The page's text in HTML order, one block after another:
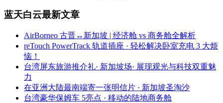
蓝天白云最新文章
AirBorneo 古晋↔新加坡 | 经济舱 vs 商务舱全解析
reTouch PowerTrack 轨道插座 · 轻松解决卧室充电 3 大烦
恼！
台湾屏东旅游推介礼· 新加坡场· 展现观光与科技双重魅
力
在亚洲大陆最南端寄一张明信片 · 新加坡圣淘沙
台湾豪华保姆车 5亮点 · 移动的陆地商务舱